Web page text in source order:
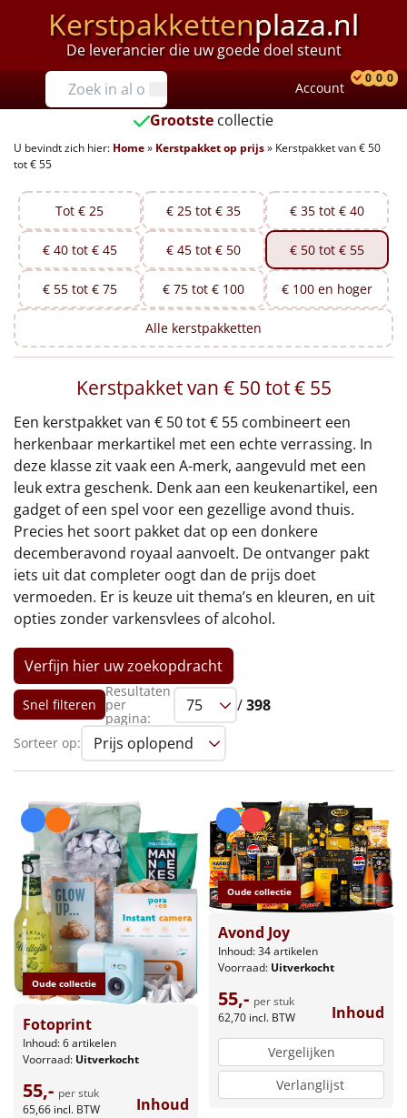
Kerstpakkettenplaza.nl
De leverancier die uw goede doel steunt
Prijzen
Tot €25
€25 tot €35
€35 tot €40
€40 tot €45
€45 tot €50
€50 tot €55
€75 tot €100
€100 en hoger
Alle kerstpakketten 2026
Thema
Origineel
Rituals
Luxe
Mannen
Vrouwen
Duurzaam
Leuke
Goedkope
Uniek
Alle thema's
Artikel
Hitster NIEUW
Pizzarette
Account
0 0 0
Grootste collectie
U bevindt zich hier: Home» Kerstpakket op prijs» Kerstpakket van € 50
tot € 55
Tot € 25 € 25 tot € 35 € 35 tot € 40
€ 40 tot € 45 € 45 tot € 50 € 50 tot € 55
€ 55 tot € 75 € 75 tot € 100 € 100 en hoger
Alle kerstpakketten
Kerstpakket van € 50 tot € 55
Een kerstpakket van € 50 tot € 55 combineert een
herkenbaar merkartikel met een echte verrassing. In
deze klasse zit vaak een A-merk, aangevuld met een
leuk extra geschenk. Denk aan een keukenartikel, een
gadget of een spel voor een gezellige avond thuis.
Precies het soort pakket dat op een donkere
decemberavond royaal aanvoelt. De ontvanger pakt
iets uit dat completer oogt dan de prijs doet
vermoeden. Er is keuze uit thema’s en kleuren, en uit
opties zonder varkensvlees of alcohol.
Verfijn hier uw zoekopdracht
Snel filteren
Resultaten
per
pagina:
/398
Sorteer op:
Oude collectie
Fotoprint
Inhoud: 6 artikelen
Voorraad: Uitverkocht
55,- per stuk
65,66 incl. BTW Inhoud
Oude collectie
Avond Joy
Inhoud: 34 artikelen
Voorraad: Uitverkocht
55,- per stuk
62,70 incl. BTW Inhoud
Vergelijken
Verlanglijst